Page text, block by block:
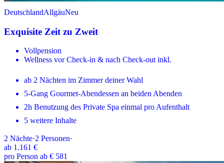
DeutschlandAllgäuNeu
Exquisite Zeit zu Zweit
Vollpension
Wellness vor Check-in & nach Check-out inkl.
ab 2 Nächten im Zimmer deiner Wahl
5-Gang Gourmet-Abendessen an beiden Abenden
2h Benutzung des Private Spa einmal pro Aufenthalt
5 weitere Inhalte
2 Nächte·2 Personen·
ab 1.161 €
pro Person ab € 581